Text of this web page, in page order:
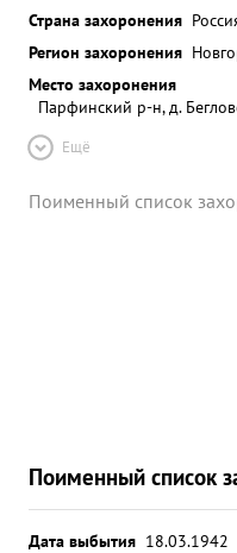
Страна захоронения
Регион захоронения
Место захоронения
Парфинский р-н, д.
Ещё
Поименный список
Поименный список
Дата выбытия 18.03.1942